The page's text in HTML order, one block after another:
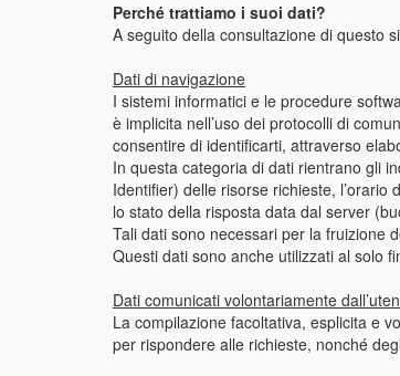
Perché trattiamo i suoi dati?
A seguito della consultazione di questo
Dati di navigazione
I sistemi informatici e le procedure
è implicita nell’uso dei protocolli di
consentire di identificarti, attraverso
In questa categoria di dati rientrano gli
Identifier) delle risorse richieste,
lo stato della risposta data dal server
Tali dati sono necessari per la fruizione
Questi dati sono anche utilizzati al solo
Dati comunicati volontariamente
La compilazione facoltativa, esplicita e
per rispondere alle richieste, nonché